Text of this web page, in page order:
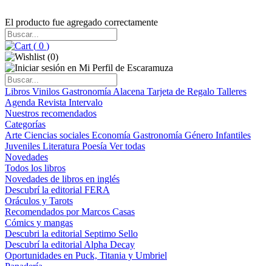
El producto fue agregado correctamente
( 0 )
(0)
Libros Vinilos Gastronomía Alacena Tarjeta de Regalo Talleres
Agenda Revista Intervalo
Nuestros recomendados
Categorías
Arte Ciencias sociales Economía Gastronomía Género Infantiles
Juveniles Literatura Poesía Ver todas
Novedades
Todos los libros
Novedades de libros en inglés
Descubrí la editorial FERA
Oráculos y Tarots
Recomendados por Marcos Casas
Cómics y mangas
Descubri la editorial Septimo Sello
Descubrí la editorial Alpha Decay
Oportunidades en Puck, Titania y Umbriel